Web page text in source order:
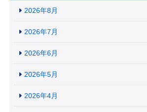
2026年8月
2026年7月
2026年6月
2026年5月
2026年4月